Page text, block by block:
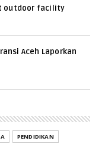
outdoor facility
Aceh Laporkan
PENDIDIKAN